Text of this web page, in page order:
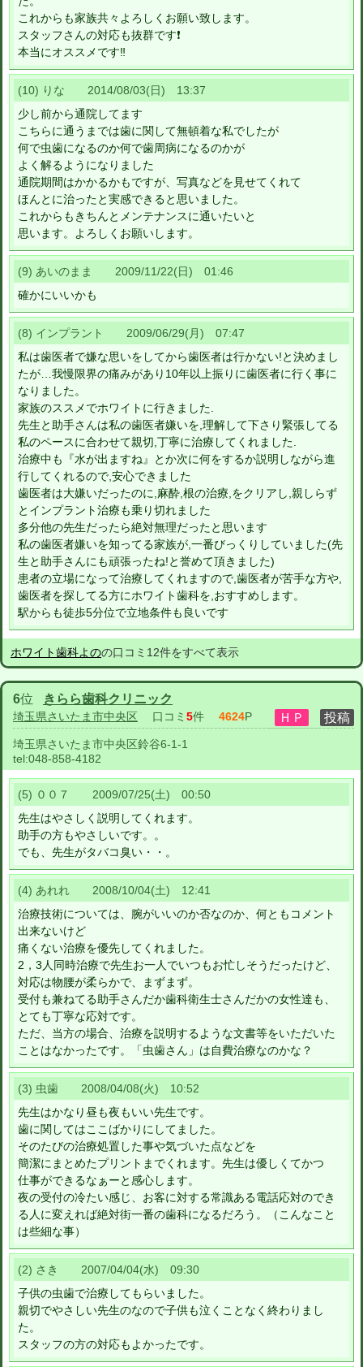
これからも家族共々よろしくお願い致します。
スタッフさんの対応も抜群です❗
本当にオススメです‼
(10) りな 2014/08/03(日) 13:37
少し前から通院してます
こちらに通うまでは歯に関して無頓着な私でしたが
何で虫歯になるのか何で歯周病になるのかが
よく解るようになりました
通院期間はかかるかもですが、写真などを見せてくれて
ほんとに治ったと実感できると思いました。
これからもきちんとメンテナンスに通いたいと
思います。よろしくお願いします。
(9) あいのまま 2009/11/22(日) 01:46
確かにいいかも
(8) インプラント 2009/06/29(月) 07:47
私は歯医者で嫌な思いをしてから歯医者は行かない!と決めまし
たが…我慢限界の痛みがあり10年以上振りに歯医者に行く事に
なりました。
家族のススメでホワイトに行きました.
先生と助手さんは私の歯医者嫌いを,理解して下さり緊張してる
私のペースに合わせて親切,丁寧に治療してくれました.
治療中も『水が出ますね』とか次に何をするか説明しながら進
行してくれるので,安心できました
歯医者は大嫌いだったのに,麻酔,根の治療,をクリアし,親しらず
とインプラント治療も乗り切れました
多分他の先生だったら絶対無理だったと思います
私の歯医者嫌いを知ってる家族が,一番びっくりしていました(先
生と助手さんにも頑張ったね!と誉めて頂きました)
患者の立場になって治療してくれますので,歯医者が苦手な方や,
歯医者を探してる方にホワイト歯科を,おすすめします。
駅からも徒歩5分位で立地条件も良いです
ホワイト歯科よのの口コミ12件をすべて表示
6位 きらら歯科クリニック
埼玉県さいたま市中央区 口コミ 5件 4624P
埼玉県さいたま市中央区鈴谷6-1-1
tel:048-858-4182
(5) ００７ 2009/07/25(土) 00:50
先生はやさしく説明してくれます。
助手の方もやさしいです。。
でも、先生がタバコ臭い・・。
(4) あれれ 2008/10/04(土) 12:41
治療技術については、腕がいいのか否なのか、何ともコメント
出来ないけど
痛くない治療を優先してくれました。
2，3人同時治療で先生お一人でいつもお忙しそうだったけど、
対応は物腰が柔らかで、まずまず。
受付も兼ねてる助手さんだか歯科衛生士さんだかの女性達も、
とても丁寧な応対です。
ただ、当方の場合、治療を説明するような文書等をいただいた
ことはなかったです。「虫歯さん」は自費治療なのかな？
(3) 虫歯 2008/04/08(火) 10:52
先生はかなり昼も夜もいい先生です。
歯に関してはここばかりにしてました。
そのたびの治療処置した事や気づいた点などを
簡潔にまとめたプリントまでくれます。先生は優しくてかつ
仕事ができるなぁーと感心します。
夜の受付の冷たい感じ、お客に対する常識ある電話応対のでき
る人に変えれば絶対街一番の歯科になるだろう。（こんなこと
は些細な事）
(2) さき 2007/04/04(水) 09:30
子供の虫歯で治療してもらいました。
親切でやさしい先生のなので子供も泣くことなく終わりまし
た。
スタッフの方の対応もよかったです。